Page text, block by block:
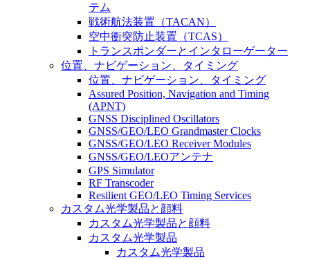
テム
戦術航法装置（TACAN）
空中衝突防止装置（TCAS）
トランスポンダーとインタローゲーター
位置、ナビゲーション、タイミング
位置、ナビゲーション、タイミング
Assured Position, Navigation and Timing
(APNT)
GNSS Disciplined Oscillators
GNSS/GEO/LEO Grandmaster Clocks
GNSS/GEO/LEO Receiver Modules
GNSS/GEO/LEOアンテナ
GPS Simulator
RF Transcoder
Resilient GEO/LEO Timing Services
カスタム光学製品と顔料
カスタム光学製品と顔料
カスタム光学製品
カスタム光学製品